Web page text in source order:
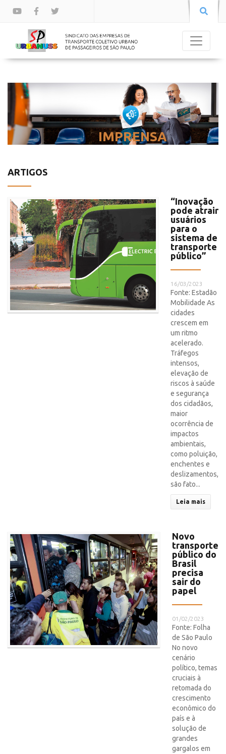
IMPRENSA
ARTIGOS
“Inovação
pode atrair
usuários
para o
sistema de
transporte
público”
16/03/2023
Fonte: Estadão
Mobilidade As
cidades
crescem em
um ritmo
acelerado.
Tráfegos
intensos,
elevação de
riscos à saúde
e segurança
dos cidadãos,
maior
ocorrência de
impactos
ambientais,
como poluição,
enchentes e
deslizamentos,
são fato...
Leia mais
Novo
transporte
público do
Brasil
precisa
sair do
papel
01/02/2023
Fonte: Folha
de São Paulo
No novo
cenário
político, temas
cruciais à
retomada do
crescimento
econômico do
país e à
solução de
grandes
gargalos em